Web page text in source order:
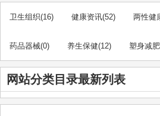
卫生组织(16) 健康资讯(52) 两性健
药品器械(0) 养生保健(12) 塑身减肥
网站分类目录最新列表